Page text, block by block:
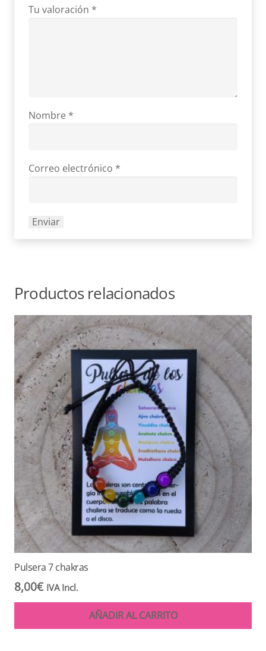
Tu valoración *
Nombre *
Correo electrónico *
Productos relacionados
Pulsera 7 chakras
8,00€ IVA Incl.
AÑADIR AL CARRITO